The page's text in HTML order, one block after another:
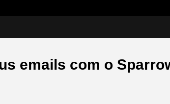
emails com o